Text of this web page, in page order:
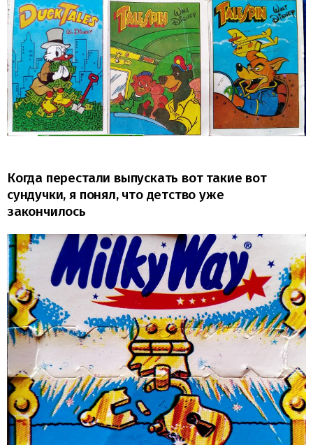
Когда перестали выпускать вот такие вот
сундучки, я понял, что детство уже
закончилось